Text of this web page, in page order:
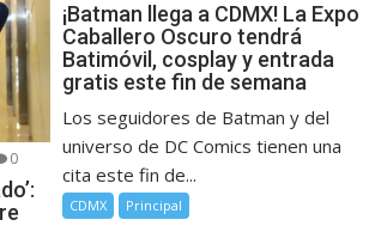
0
¡Batman llega a CDMX! La Expo
Caballero Oscuro tendrá
Batimóvil, cosplay y entrada
gratis este fin de semana
Los seguidores de Batman y del
universo de DC Comics tienen una
cita este fin de...
CDMX Principal